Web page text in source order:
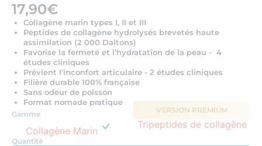
17,90€
Collagène marin types I, II et III
Peptides de collagène hydrolysés brevetés haute
assimilation (2 000 Daltons)
Favorise la fermeté et l’hydratation de la peau - 4
études cliniques
Prévient l'inconfort articulaire - 2 études cliniques
Filière durable 100% française
Sans odeur de poisson
Format nomade pratique
Gamme
Collagène Marin
VERSION PREMIUM
Tripeptides de collagène
Quantité